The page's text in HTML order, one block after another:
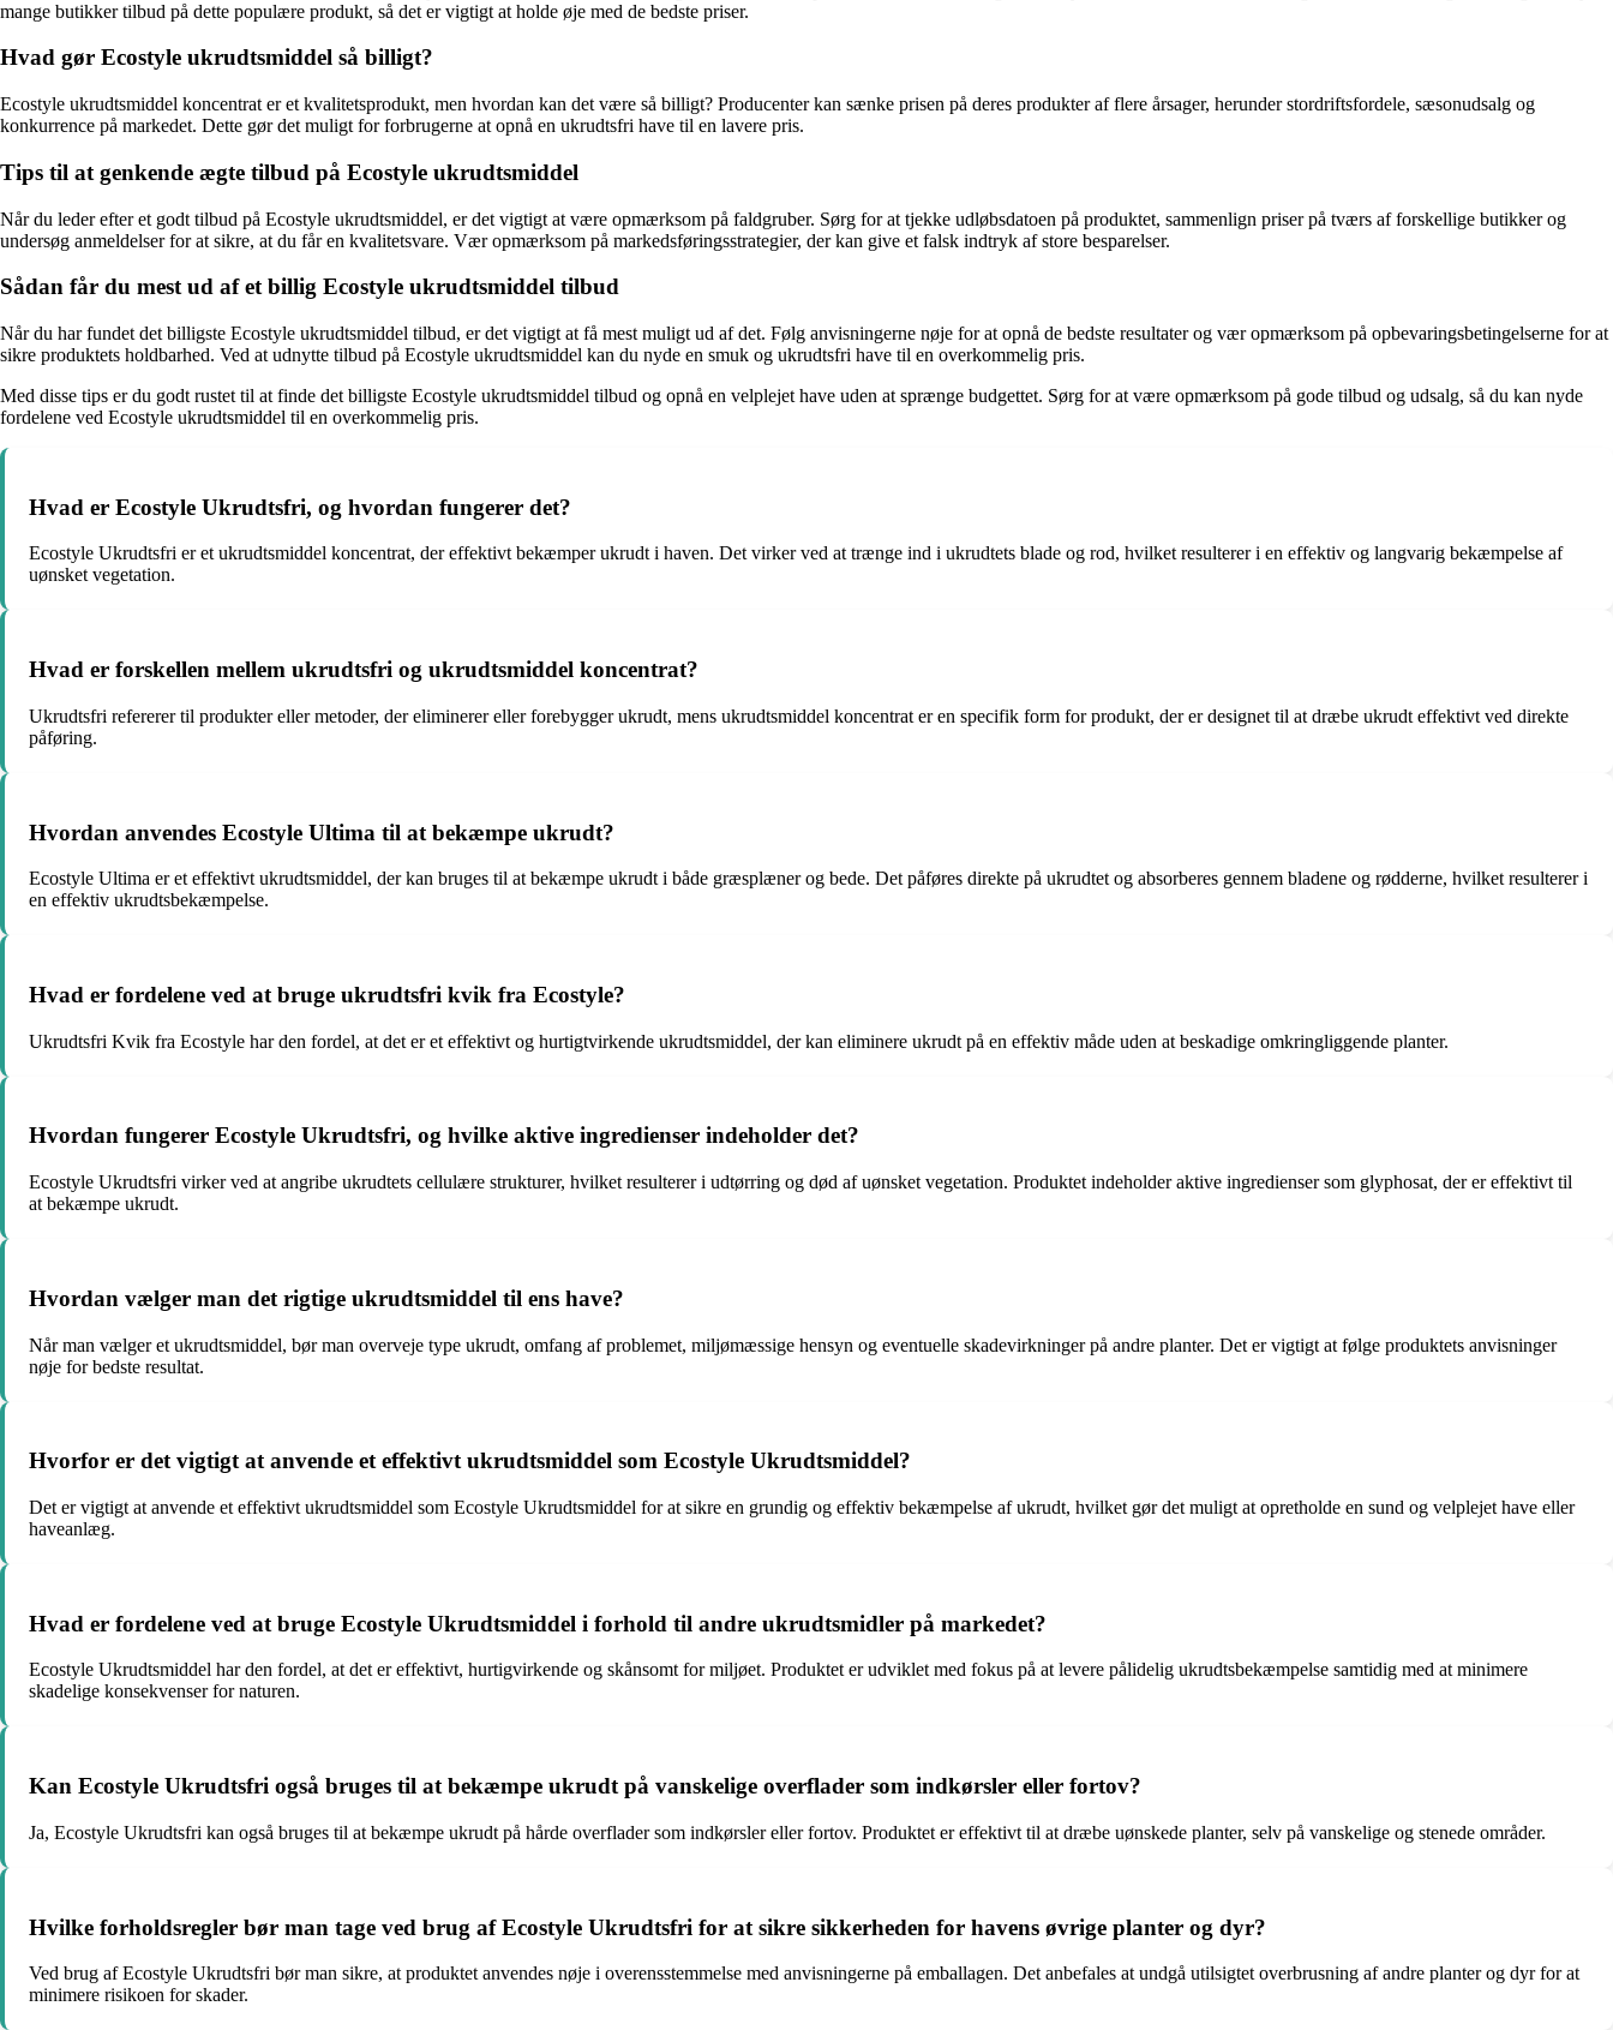
mange butikker tilbud på dette populære produkt, så det er vigtigt at holde øje med de bedste priser.
Hvad gør Ecostyle ukrudtsmiddel så billigt?
Ecostyle ukrudtsmiddel koncentrat er et kvalitetsprodukt, men hvordan kan det være så billigt? Producenter kan sænke prisen på deres produkter af flere årsager, herunder stordriftsfordele, sæsonudsalg og
konkurrence på markedet. Dette gør det muligt for forbrugerne at opnå en ukrudtsfri have til en lavere pris.
Tips til at genkende ægte tilbud på Ecostyle ukrudtsmiddel
Når du leder efter et godt tilbud på Ecostyle ukrudtsmiddel, er det vigtigt at være opmærksom på faldgruber. Sørg for at tjekke udløbsdatoen på produktet, sammenlign priser på tværs af forskellige butikker og
undersøg anmeldelser for at sikre, at du får en kvalitetsvare. Vær opmærksom på markedsføringsstrategier, der kan give et falsk indtryk af store besparelser.
Sådan får du mest ud af et billig Ecostyle ukrudtsmiddel tilbud
Når du har fundet det billigste Ecostyle ukrudtsmiddel tilbud, er det vigtigt at få mest muligt ud af det. Følg anvisningerne nøje for at opnå de bedste resultater og vær opmærksom på opbevaringsbetingelserne for at
sikre produktets holdbarhed. Ved at udnytte tilbud på Ecostyle ukrudtsmiddel kan du nyde en smuk og ukrudtsfri have til en overkommelig pris.
Med disse tips er du godt rustet til at finde det billigste Ecostyle ukrudtsmiddel tilbud og opnå en velplejet have uden at sprænge budgettet. Sørg for at være opmærksom på gode tilbud og udsalg, så du kan nyde
fordelene ved Ecostyle ukrudtsmiddel til en overkommelig pris.
Hvad er Ecostyle Ukrudtsfri, og hvordan fungerer det?
Ecostyle Ukrudtsfri er et ukrudtsmiddel koncentrat, der effektivt bekæmper ukrudt i haven. Det virker ved at trænge ind i ukrudtets blade og rod, hvilket resulterer i en effektiv og langvarig bekæmpelse af
uønsket vegetation.
Hvad er forskellen mellem ukrudtsfri og ukrudtsmiddel koncentrat?
Ukrudtsfri refererer til produkter eller metoder, der eliminerer eller forebygger ukrudt, mens ukrudtsmiddel koncentrat er en specifik form for produkt, der er designet til at dræbe ukrudt effektivt ved direkte
påføring.
Hvordan anvendes Ecostyle Ultima til at bekæmpe ukrudt?
Ecostyle Ultima er et effektivt ukrudtsmiddel, der kan bruges til at bekæmpe ukrudt i både græsplæner og bede. Det påføres direkte på ukrudtet og absorberes gennem bladene og rødderne, hvilket resulterer i
en effektiv ukrudtsbekæmpelse.
Hvad er fordelene ved at bruge ukrudtsfri kvik fra Ecostyle?
Ukrudtsfri Kvik fra Ecostyle har den fordel, at det er et effektivt og hurtigtvirkende ukrudtsmiddel, der kan eliminere ukrudt på en effektiv måde uden at beskadige omkringliggende planter.
Hvordan fungerer Ecostyle Ukrudtsfri, og hvilke aktive ingredienser indeholder det?
Ecostyle Ukrudtsfri virker ved at angribe ukrudtets cellulære strukturer, hvilket resulterer i udtørring og død af uønsket vegetation. Produktet indeholder aktive ingredienser som glyphosat, der er effektivt til
at bekæmpe ukrudt.
Hvordan vælger man det rigtige ukrudtsmiddel til ens have?
Når man vælger et ukrudtsmiddel, bør man overveje type ukrudt, omfang af problemet, miljømæssige hensyn og eventuelle skadevirkninger på andre planter. Det er vigtigt at følge produktets anvisninger
nøje for bedste resultat.
Hvorfor er det vigtigt at anvende et effektivt ukrudtsmiddel som Ecostyle Ukrudtsmiddel?
Det er vigtigt at anvende et effektivt ukrudtsmiddel som Ecostyle Ukrudtsmiddel for at sikre en grundig og effektiv bekæmpelse af ukrudt, hvilket gør det muligt at opretholde en sund og velplejet have eller
haveanlæg.
Hvad er fordelene ved at bruge Ecostyle Ukrudtsmiddel i forhold til andre ukrudtsmidler på markedet?
Ecostyle Ukrudtsmiddel har den fordel, at det er effektivt, hurtigvirkende og skånsomt for miljøet. Produktet er udviklet med fokus på at levere pålidelig ukrudtsbekæmpelse samtidig med at minimere
skadelige konsekvenser for naturen.
Kan Ecostyle Ukrudtsfri også bruges til at bekæmpe ukrudt på vanskelige overflader som indkørsler eller fortov?
Ja, Ecostyle Ukrudtsfri kan også bruges til at bekæmpe ukrudt på hårde overflader som indkørsler eller fortov. Produktet er effektivt til at dræbe uønskede planter, selv på vanskelige og stenede områder.
Hvilke forholdsregler bør man tage ved brug af Ecostyle Ukrudtsfri for at sikre sikkerheden for havens øvrige planter og dyr?
Ved brug af Ecostyle Ukrudtsfri bør man sikre, at produktet anvendes nøje i overensstemmelse med anvisningerne på emballagen. Det anbefales at undgå utilsigtet overbrusning af andre planter og dyr for at
minimere risikoen for skader.